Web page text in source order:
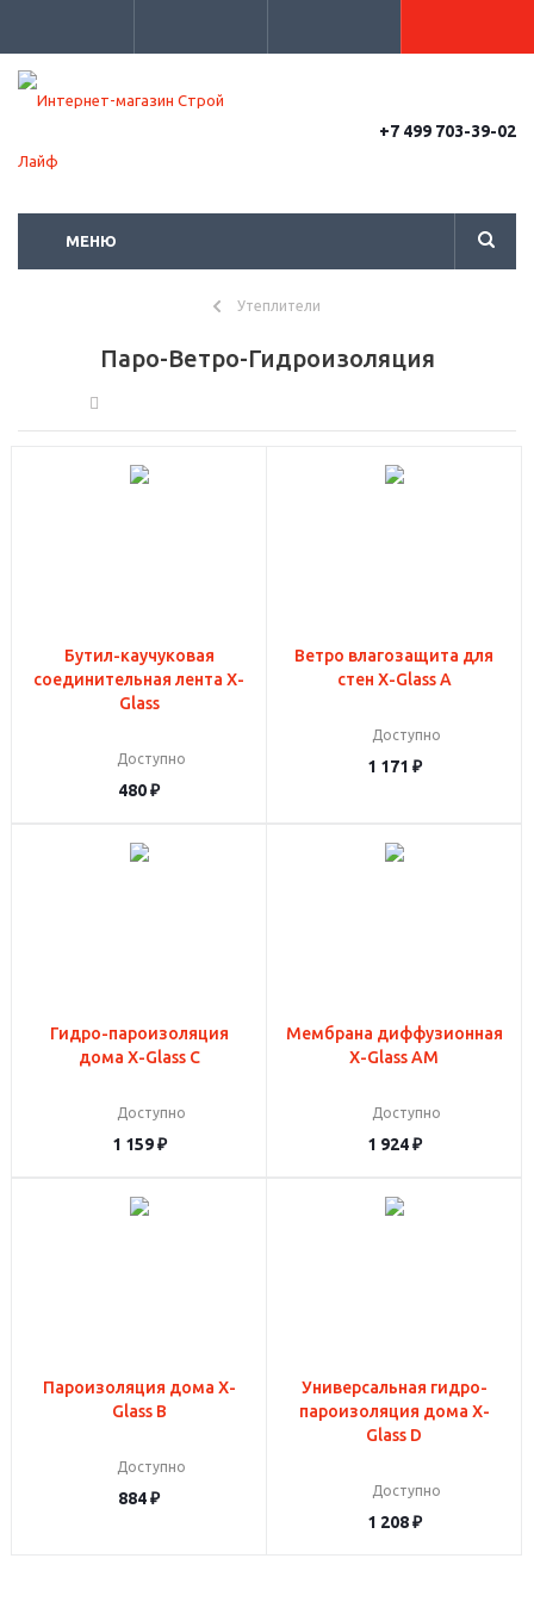
+7 499 703-39-02
МЕНЮ
Утеплители
Паро-Ветро-Гидроизоляция
Бутил-каучуковая
соединительная лента X-
Glass
Доступно
480₽
Ветро влагозащита для
стен X-Glass A
Доступно
1 171 ₽
Гидро-пароизоляция
дома X-Glass C
Доступно
1 159₽
Мембрана диффузионная
X-Glass АМ
Доступно
1 924₽
Пароизоляция дома X-
Glass B
Доступно
884₽
Универсальная гидро-
пароизоляция дома X-
Glass D
Доступно
1 208₽